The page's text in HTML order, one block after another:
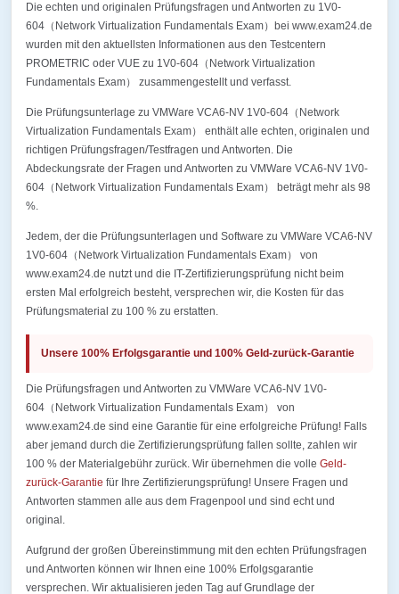
Die echten und originalen Prüfungsfragen und Antworten zu 1V0-
604（Network Virtualization Fundamentals Exam）bei www.exam24.de
wurden mit den aktuellsten Informationen aus den Testcentern
PROMETRIC oder VUE zu 1V0-604（Network Virtualization
Fundamentals Exam） zusammengestellt und verfasst.
Die Prüfungsunterlage zu VMWare VCA6-NV 1V0-604（Network
Virtualization Fundamentals Exam） enthält alle echten, originalen und
richtigen Prüfungsfragen/Testfragen und Antworten. Die
Abdeckungsrate der Fragen und Antworten zu VMWare VCA6-NV 1V0-
604（Network Virtualization Fundamentals Exam） beträgt mehr als 98
%.
Jedem, der die Prüfungsunterlagen und Software zu VMWare VCA6-NV
1V0-604（Network Virtualization Fundamentals Exam） von
www.exam24.de nutzt und die IT-Zertifizierungsprüfung nicht beim
ersten Mal erfolgreich besteht, versprechen wir, die Kosten für das
Prüfungsmaterial zu 100 % zu erstatten.
Unsere 100% Erfolgsgarantie und 100% Geld-zurück-Garantie
Die Prüfungsfragen und Antworten zu VMWare VCA6-NV 1V0-
604（Network Virtualization Fundamentals Exam） von
www.exam24.de sind eine Garantie für eine erfolgreiche Prüfung! Falls
aber jemand durch die Zertifizierungsprüfung fallen sollte, zahlen wir
100 % der Materialgebühr zurück. Wir übernehmen die volle Geld-
zurück-Garantie für Ihre Zertifizierungsprüfung! Unsere Fragen und
Antworten stammen alle aus dem Fragenpool und sind echt und
original.
Aufgrund der großen Übereinstimmung mit den echten Prüfungsfragen
und Antworten können wir Ihnen eine 100% Erfolgsgarantie
versprechen. Wir aktualisieren jeden Tag auf Grundlage der